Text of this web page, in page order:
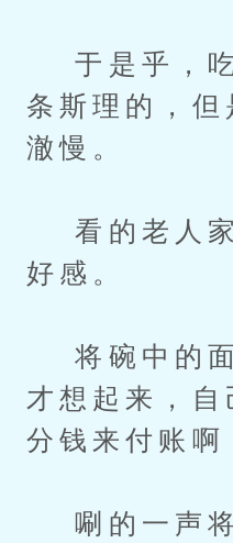
于是乎，吃
条斯理的，
澈慢。
看的老人家
好感。
将碗中的面
才想起来，
分钱来付账啊
唰的一声将